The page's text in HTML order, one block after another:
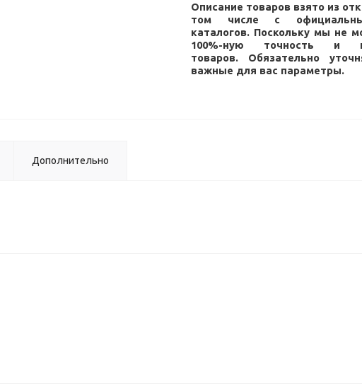
Описание товаров взято из
том числе с
каталогов. Поскольку мы не
100%-ную точность и
товаров. Обязательно
важные для вас параметры.
Дополнительно